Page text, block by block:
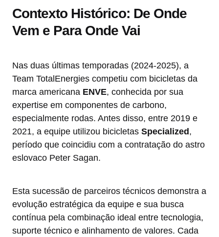
Contexto Histórico: De Onde
Vem e Para Onde Vai
Nas duas últimas temporadas (2024-2025), a
Team TotalEnergies competiu com bicicletas da
marca americana ENVE, conhecida por sua
expertise em componentes de carbono,
especialmente rodas. Antes disso, entre 2019 e
2021, a equipe utilizou bicicletas Specialized ,
período que coincidiu com a contratação do astro
eslovaco Peter Sagan.
Esta sucessão de parceiros técnicos demonstra a
evolução estratégica da equipe e sua busca
contínua pela combinação ideal entre tecnologia,
suporte técnico e alinhamento de valores. Cada